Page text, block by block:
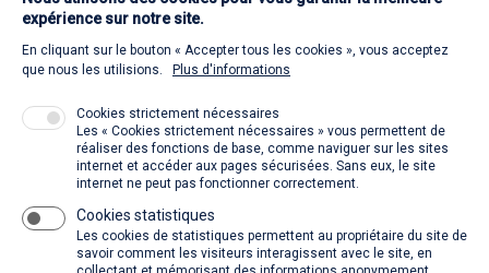
La SACD partout, quand vous voulez
Retour à l'accueil
Venir à la SACD
expérience sur notre site.
En cliquant sur le bouton « Accepter tous les cookies », vous acceptez
que nous les utilisions.
Plus d'informations
Cookies strictement nécessaires
Les « Cookies strictement nécessaires » vous permettent de
réaliser des fonctions de base, comme naviguer sur les sites
internet et accéder aux pages sécurisées. Sans eux, le site
internet ne peut pas fonctionner correctement.
Cookies statistiques
Les cookies de statistiques permettent au propriétaire du site de
savoir comment les visiteurs interagissent avec le site, en